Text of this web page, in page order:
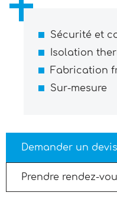
Sécurité et
Isolation
Fabrication
Sur-mesure
Demander un devis
Prendre rendez-